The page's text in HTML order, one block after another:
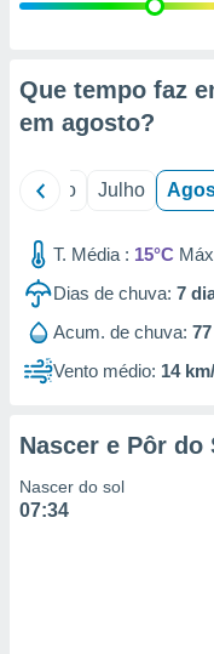
através
estudos
1199
Que tempo faz
em agosto?
Junho Julho
T. Média : 15°C
Dias de chuva: 7
Acum. de chuva:
Vento médio: 14
Nascer e Pôr do
Nascer do sol
07:34